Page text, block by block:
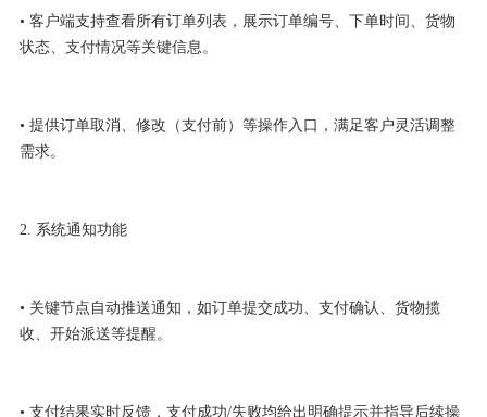
• 客户端支持查看所有订单列表，展示订单编号、下单时间、货物
状态、支付情况等关键信息。
• 提供订单取消、修改（支付前）等操作入口，满足客户灵活调整
需求。
2. 系统通知功能
• 关键节点自动推送通知，如订单提交成功、支付确认、货物揽
收、开始派送等提醒。
• 支付结果实时反馈，支付成功/失败均给出明确提示并指导后续操